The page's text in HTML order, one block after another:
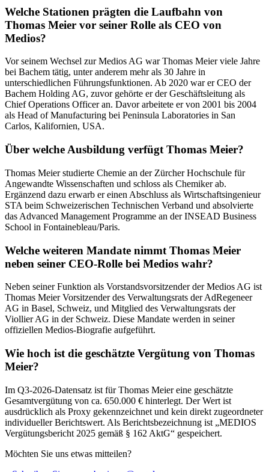
Welche Stationen prägten die Laufbahn von
Thomas Meier vor seiner Rolle als CEO von
Medios?
Vor seinem Wechsel zur Medios AG war Thomas Meier viele Jahre
bei Bachem tätig, unter anderem mehr als 30 Jahre in
unterschiedlichen Führungsfunktionen. Ab 2020 war er CEO der
Bachem Holding AG, zuvor gehörte er der Geschäftsleitung als
Chief Operations Officer an. Davor arbeitete er von 2001 bis 2004
als Head of Manufacturing bei Peninsula Laboratories in San
Carlos, Kalifornien, USA.
Über welche Ausbildung verfügt Thomas Meier?
Thomas Meier studierte Chemie an der Zürcher Hochschule für
Angewandte Wissenschaften und schloss als Chemiker ab.
Ergänzend dazu erwarb er einen Abschluss als Wirtschaftsingenieur
STA beim Schweizerischen Technischen Verband und absolvierte
das Advanced Management Programme an der INSEAD Business
School in Fontainebleau/Paris.
Welche weiteren Mandate nimmt Thomas Meier
neben seiner CEO-Rolle bei Medios wahr?
Neben seiner Funktion als Vorstandsvorsitzender der Medios AG ist
Thomas Meier Vorsitzender des Verwaltungsrats der AdRegeneer
AG in Basel, Schweiz, und Mitglied des Verwaltungsrats der
Viollier AG in der Schweiz. Diese Mandate werden in seiner
offiziellen Medios-Biografie aufgeführt.
Wie hoch ist die geschätzte Vergütung von Thomas
Meier?
Im Q3-2026-Datensatz ist für Thomas Meier eine geschätzte
Gesamtvergütung von ca. 650.000 € hinterlegt. Der Wert ist
ausdrücklich als Proxy gekennzeichnet und kein direkt zugeordneter
individueller Berichtswert. Als Berichtsbezeichnung ist „MEDIOS
Vergütungsbericht 2025 gemäß § 162 AktG“ gespeichert.
Möchten Sie uns etwas mitteilen?